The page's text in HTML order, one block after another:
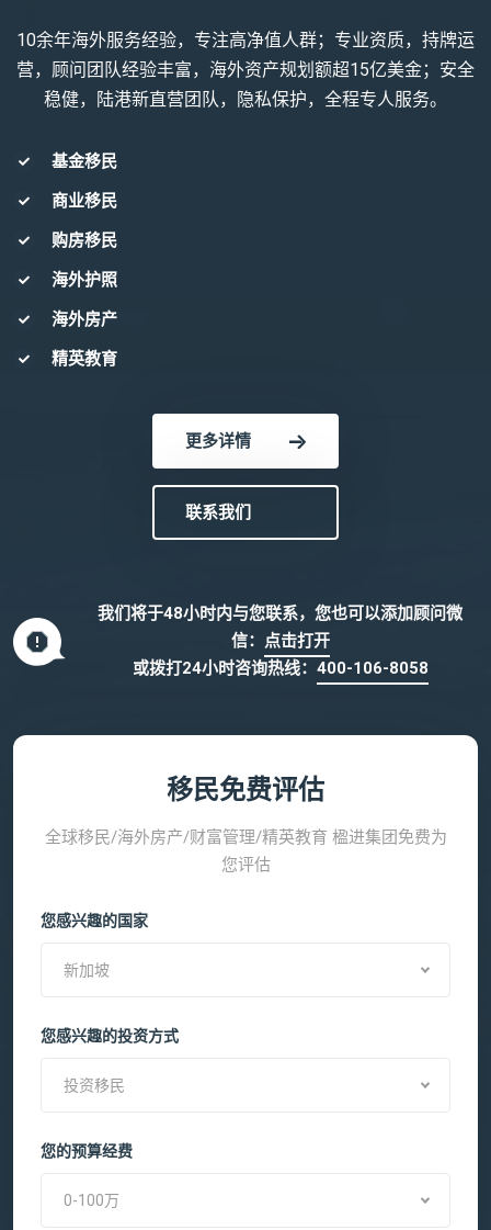
10余年海外服务经验，专注高净值人群；专业资质，持牌运
营，顾问团队经验丰富，海外资产规划额超15亿美金；安全
稳健，陆港新直营团队，隐私保护，全程专人服务。
基金移民
商业移民
购房移民
海外护照
海外房产
精英教育
更多详情
联系我们
我们将于48小时内与您联系，您也可以添加顾问微
信： 点击打开
或拨打24小时咨询热线： 400-106-8058
移民免费评估
全球移民/海外房产/财富管理/精英教育 楹进集团免费为
您评估
您感兴趣的国家
新加坡
您感兴趣的投资方式
投资移民
您的预算经费
0-100万